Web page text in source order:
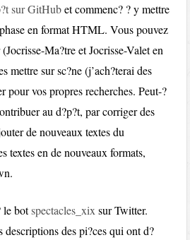
sur GitHubet commenc? ? y mettre
en format HTML. Vous pouvez
Ma?tre et Jocrisse-Valet en
mettre sur sc?ne (j’ach?terai des
pour vos propres recherches. Peut-?
au d?p?t, par corriger des
de nouveaux textes du
textes en de nouveaux formats,
le botspectacles_xix sur Twitter.
des pi?ces qui ont d?